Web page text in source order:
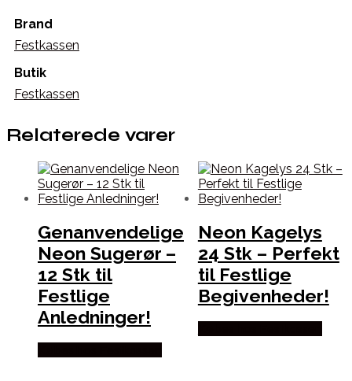
Brand
Festkassen
Butik
Festkassen
Relaterede varer
Genanvendelige
Neon Sugerør –
12 Stk til
Festlige
Anledninger!
Neon Kagelys
24 Stk – Perfekt
til Festlige
Begivenheder!